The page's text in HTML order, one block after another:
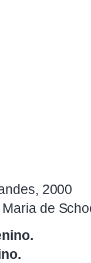
2000
de